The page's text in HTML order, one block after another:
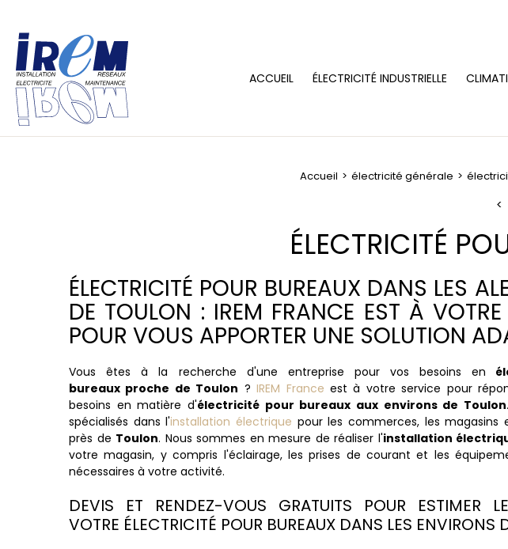
ACCUEIL ÉLECTRICITÉ INDUSTRIELLE
Accueil électricité générale
ÉLECTRICITÉ
ÉLECTRICITÉ POUR BUREAUX DANS LES
DE TOULON : IREM FRANCE EST À VOTRE
POUR VOUS APPORTER UNE SOLUTION
Vous êtes à la recherche d'une entreprise pour vos besoins en
bureaux proche de Toulon ?IREM France est à votre service pour
besoins en matière d'électricité pour bureaux aux environs de Toulon
spécialisés dans l'installation électrique pour les commerces, les magasins
près de Toulon. Nous sommes en mesure de réaliser l'installation
votre magasin, y compris l'éclairage, les prises de courant et les
nécessaires à votre activité.
DEVIS ET RENDEZ-VOUS GRATUITS POUR ESTIMER
VOTRE ÉLECTRICITÉ POUR BUREAUX DANS LES ENVIRONS